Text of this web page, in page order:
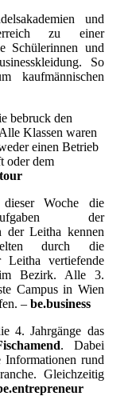
und
zu einer
Schülerinnen und
So
kaufmännischen
bebruck den
Klassen waren
einen Betrieb
oder dem
Woche die
der
Leitha kennen
durch die
vertiefende
Bezirk. Alle 3.
Campus in Wien
–be.business
4. Jahrgänge das
. Dabei
Informationen rund
Gleichzeitig